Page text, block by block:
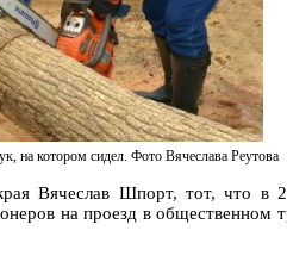
на котором сидел. Фото Вячеслава Реутова
Вячеслав Шпорт, тот, что в
на проезд в общественном